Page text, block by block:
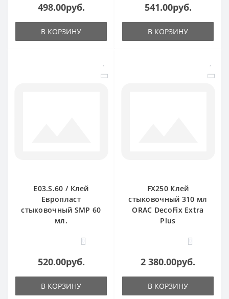
498.00руб.
В КОРЗИНУ
541.00руб.
В КОРЗИНУ
E03.S.60 / Клей
Европласт
стыковочный SMP 60
мл.
0
520.00руб.
В КОРЗИНУ
FX250 Клей
стыковочный 310 мл
ORAC DecoFix Extra
Plus
0
2 380.00руб.
В КОРЗИНУ